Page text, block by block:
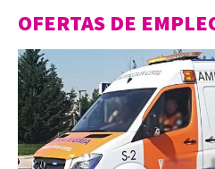
OFERTAS DE